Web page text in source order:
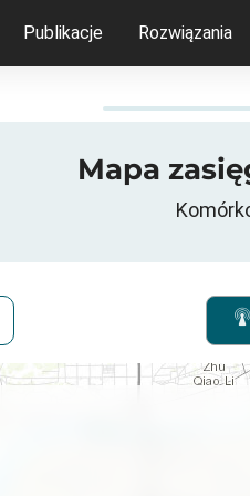
Publikacje Rozwiązania
Mapa